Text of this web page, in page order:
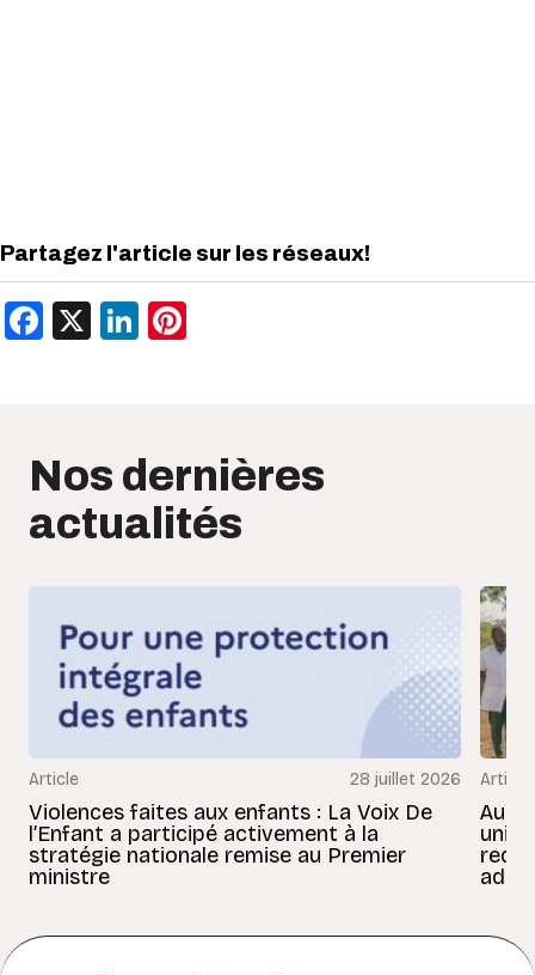
Partagez l'article sur les réseaux!
Facebook
X LinkedIn
Nos dernières
actualités
Article 28 juillet 2026
Violences faites aux enfants : La Voix De
l’Enfant a participé activement à la
stratégie nationale remise au Premier
ministre
Article
Au